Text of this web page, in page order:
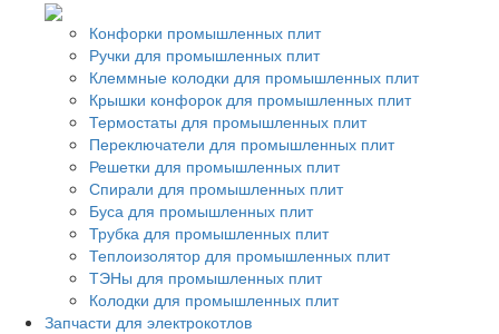
Конфорки промышленных плит
Ручки для промышленных плит
Клеммные колодки для промышленных плит
Крышки конфорок для промышленных плит
Термостаты для промышленных плит
Переключатели для промышленных плит
Решетки для промышленных плит
Спирали для промышленных плит
Буса для промышленных плит
Трубка для промышленных плит
Теплоизолятор для промышленных плит
ТЭНы для промышленных плит
Колодки для промышленных плит
Запчасти для электрокотлов